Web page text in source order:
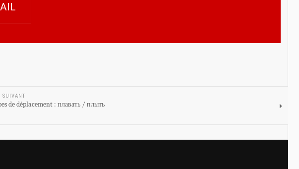
SUIVANT
de déplacement : плавать / плыть